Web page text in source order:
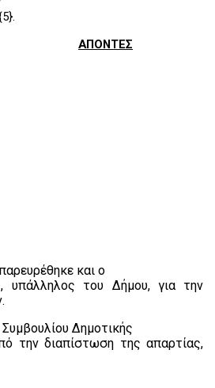
ΑΠΟΝΤΕΣ
και ο
υπάλληλος του Δήμου, για την
Δημοτικής
την διαπίστωση της απαρτίας,